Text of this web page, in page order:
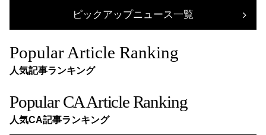
ピックアップニュース一覧
Popular Article Ranking
人気記事ランキング
Popular CA Article Ranking
人気CA記事ランキング